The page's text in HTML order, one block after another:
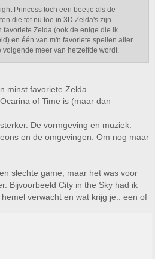
Princess toch een beetje als de
die tot nu toe in 3D Zelda's zijn
favoriete Zelda (ook de enige die ik
en één van m'n favoriete spellen aller
meer van hetzelfde wordt.
minst favoriete Zelda....
of Time is (maar dan
De vormgeving en muziek.
en de omgevingen. Om nog maar
slechte game, maar het was voor
Bijvoorbeeld City in the Sky had ik
verwacht en wat krijg je.. een of